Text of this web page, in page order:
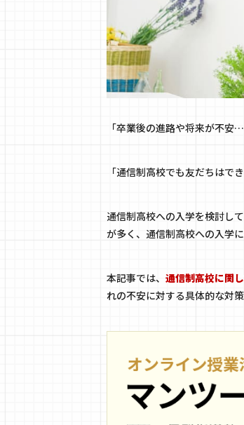
「卒業後の進路や将来が不安…
「通信制高校でも友だちはで
通信制高校への入学を検討し
が多く、通信制高校への入学
本記事では、 通信制高校に関
れの不安に対する具体的な対